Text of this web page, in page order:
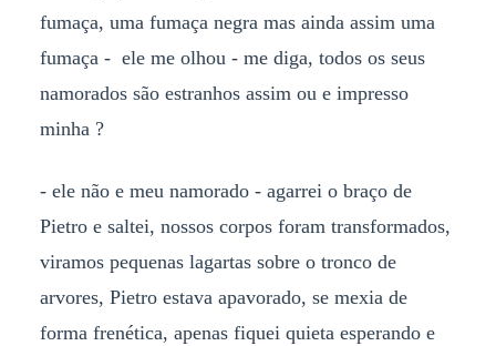
fumaça, uma fumaça negra mas ainda assim uma
fumaça - ele me olhou - me diga, todos os seus
namorados são estranhos assim ou e impresso
minha ?
- ele não e meu namorado - agarrei o braço de
Pietro e saltei, nossos corpos foram transformados,
viramos pequenas lagartas sobre o tronco de
arvores, Pietro estava apavorado, se mexia de
forma frenética, apenas fiquei quieta esperando e